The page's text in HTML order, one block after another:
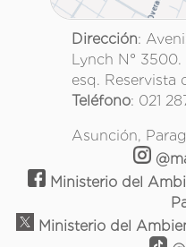
Dirección:
Lynch N° 3500.
esq. Reservista
Teléfono: 021
Asunción,
Ministerio del
Ministerio del